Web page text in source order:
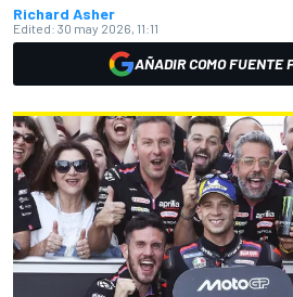
Richard Asher
Edited: 30 may 2026, 11:11
AÑADIR COMO FUENTE